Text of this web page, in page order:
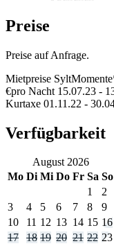
Preise
Preise auf Anfrage.
Mietpreise
€pro Nacht 15.07.23 -
Kurtaxe 01.11.22 -
Verfügbarkeit
August 2026
Mo Di Mi Do Fr Sa So
1
2
3
4 5 6 7 8
9
10
11 12 13 14 15 16
17
18 19 20 21 22 23